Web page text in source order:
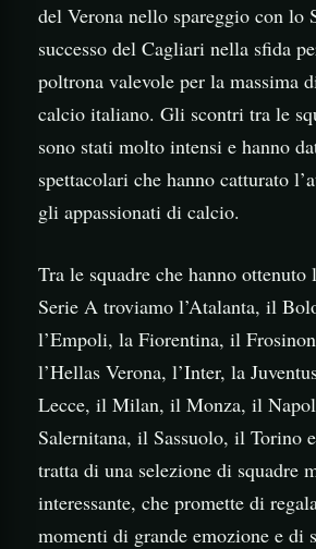
del Verona nello spareggio con lo
successo del Cagliari nella sfida
poltrona valevole per la massima
calcio italiano. Gli scontri tra le
sono stati molto intensi e hanno
spettacolari che hanno catturato
gli appassionati di calcio.
Tra le squadre che hanno
Serie A troviamo l’Atalanta, il
l’Empoli, la Fiorentina, il
l’Hellas Verona, l’Inter, la
Lecce, il Milan, il Monza, il
Salernitana, il Sassuolo, il Torino
tratta di una selezione di squadre
interessante, che promette di
momenti di grande emozione e di